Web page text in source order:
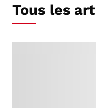
Monde
Tous les